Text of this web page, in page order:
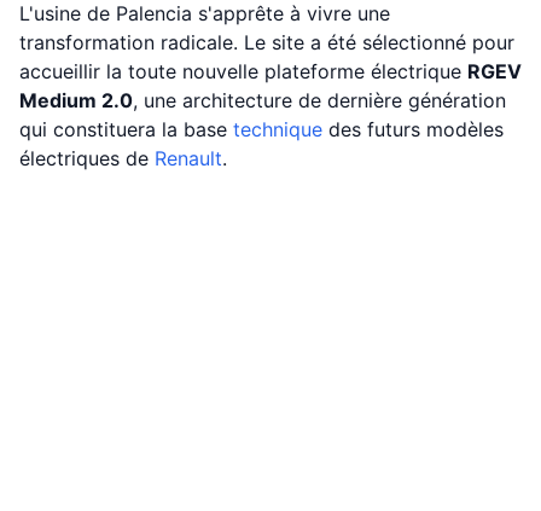
L'usine de Palencia s'apprête à vivre une
transformation radicale. Le site a été sélectionné pour
accueillir la toute nouvelle plateforme électrique RGEV
Medium 2.0, une architecture de dernière génération
qui constituera la base technique des futurs modèles
électriques de Renault.